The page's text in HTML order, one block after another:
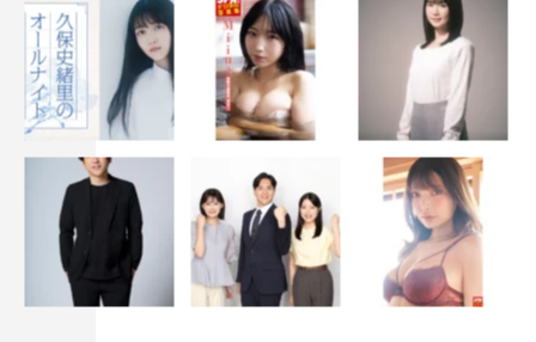
が“閉め”って言うと、違う“シメ”に聞こえるけど（笑）」
とおどけるひと幕も。すかさず上田から「違う、“幕を閉
める”の“閉め”（笑）」とツッコまれ、「大丈夫かな？って
ドキドキしてた（笑）」と、世間的にはヤンチャなイメー
ジのある後輩をイジってみせた。
ライバル役の3人を含め、近年の『SHOCK』シリーズに
出演してきたキャストは堂本の決断に寂しさをにじませ
る。2013年からオーナー役で長年出演してきた前田は